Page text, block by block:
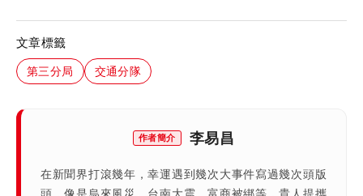
文章標籤
第三分局 交通分隊
作者簡介 李易昌
在新聞界打滾幾年，幸運遇到幾次大事件寫過幾次頭版
頭，像是烏來風災、台南大震、富商被綁等，貴人提攜